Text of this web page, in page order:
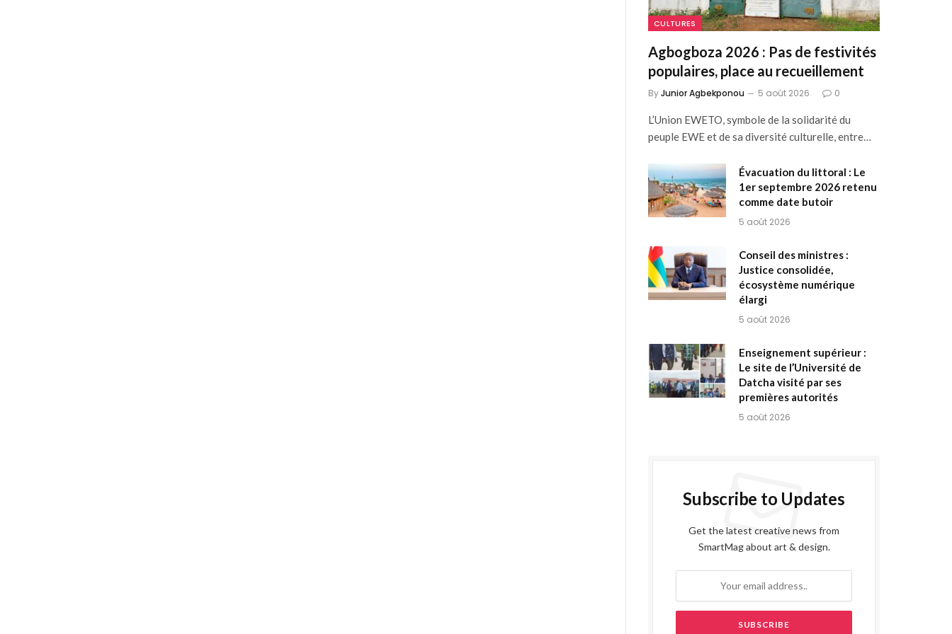
CULTURES
Agbogboza 2026 : Pas de festivités
populaires, place au recueillement
ByJunior Agbekponou 5 août 2026 0
L’Union EWETO, symbole de la solidarité du
peuple EWE et de sa diversité culturelle, entre…
Évacuation du littoral : Le
1er septembre 2026 retenu
comme date butoir
5 août 2026
Conseil des ministres :
Justice consolidée,
écosystème numérique
élargi
5 août 2026
Enseignement supérieur :
Le site de l’Université de
Datcha visité par ses
premières autorités
5 août 2026
Subscribe to Updates
Get the latest creative news from
SmartMag about art & design.